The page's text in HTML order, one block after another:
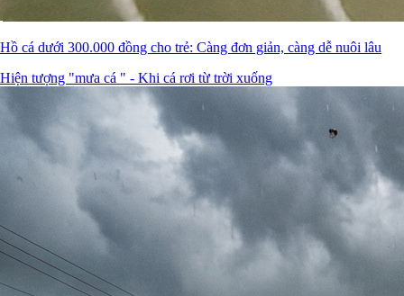
Hồ cá dưới 300.000 đồng cho trẻ: Càng đơn giản, càng dễ nuôi lâu
Hiện tượng "mưa cá " - Khi cá rơi từ trời xuống